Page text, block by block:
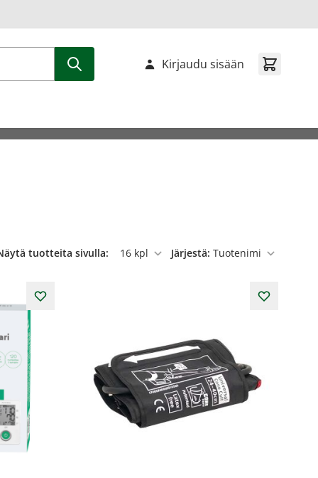
Kirjaudu sisään
tuotteita sivulla:
per sivu
Järjestä: